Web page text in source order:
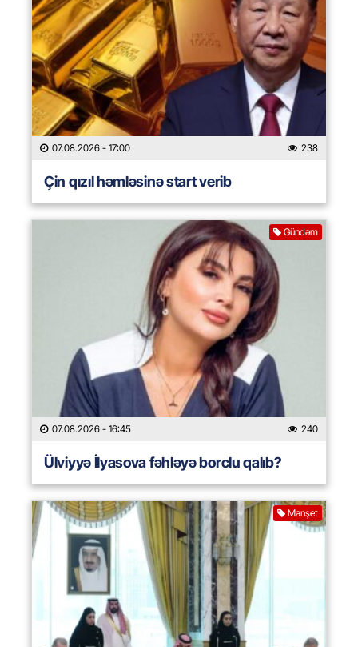
07.08.2026 - 17:00 238
Çin qızıl həmləsinə start verib
Gündəm
07.08.2026 - 16:45 240
Ülviyyə İlyasova fəhləyə borclu qalıb?
Manşet